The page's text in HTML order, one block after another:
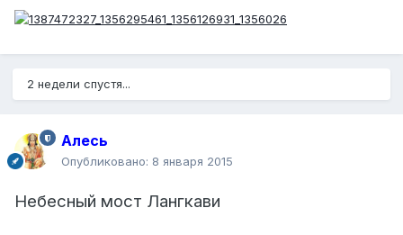
2 недели спустя...
Алесь
Опубликовано: 8 января 2015
Небесный мост Лангкави